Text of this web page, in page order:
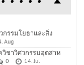
กรรมโยธาและสิ่ง
Aug
วิชาวิศวกรรมอุตสาห
0
14. Jul